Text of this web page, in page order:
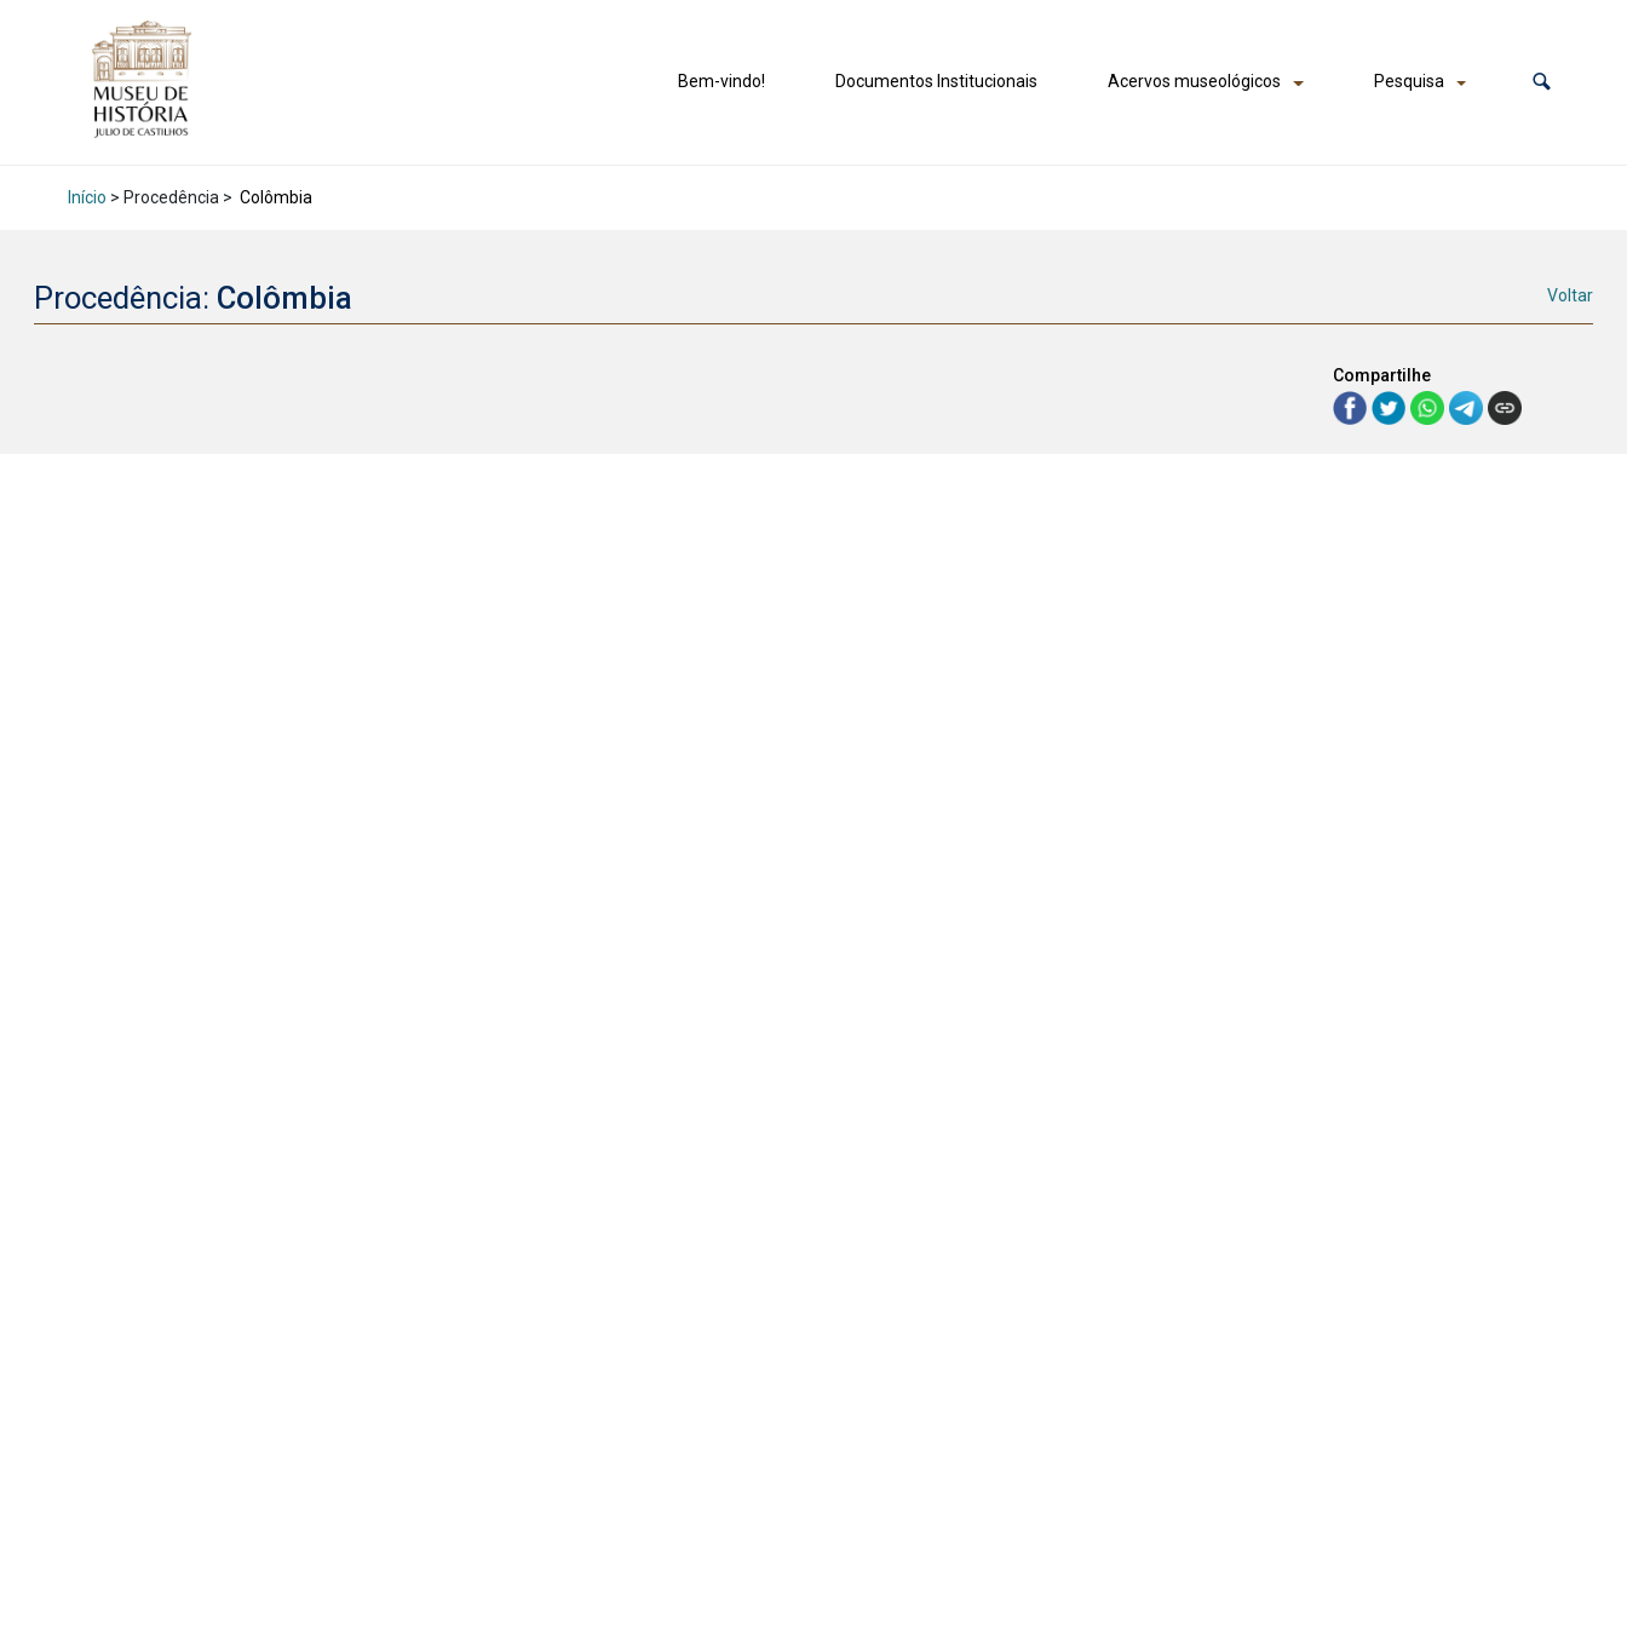
Bem-vindo! Documentos Institucionais Acervos museológicos Pesquisa
Início > Procedência > Colômbia
Procedência: Colômbia Voltar
Compartilhe